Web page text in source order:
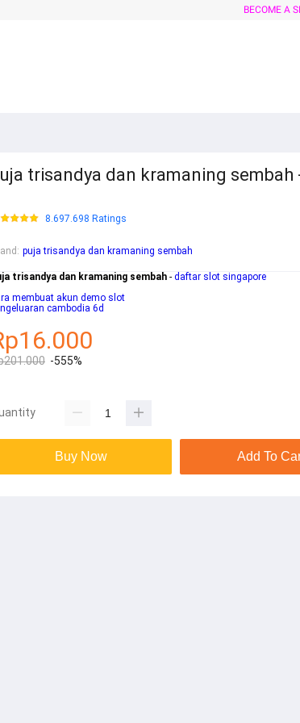
BECOME A
trisandya dan kramaning sembah
8.697.698 Ratings
: puja trisandya dan kramaning sembah
trisandya dan kramaning sembah - daftar slot singapore
membuat akun demo slot
cambodia 6d
-555%
Buy Now Add To